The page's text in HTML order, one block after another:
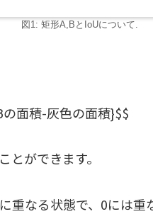
図1: 矩形A,BとIoUについて.
面積-灰色の面積}$$
とができます。
重なる状態で、0には重